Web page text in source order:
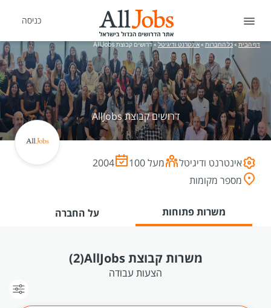
כניסה
דף הבית »כל החברות »אינטרנט ודיגיטל »דרושים קבוצת AllJobs
דרושים קבוצת AllJobs
אינטרנט ודיגיטל מעל 100
2004
מספר מקומות
משרות פתוחות על החברה
משרות קבוצת AllJobs (2)
הצעות עבודה